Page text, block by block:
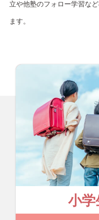
立や他塾のフォロー学習な
ます。
小学